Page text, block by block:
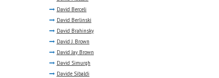
David Berceli
David Berlinski
David Brahinsky
David J. Brown
David Jay Brown
David Simurgh
Davide Sibaldi